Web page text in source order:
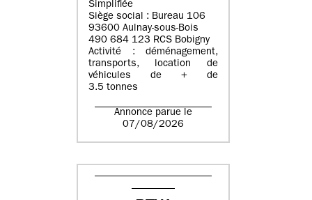
Simplifiée
Siège social : Bureau 106
93600 Aulnay-sous-Bois
490 684 123 RCS Bobigny
Activité : déménagement,
transports, location de
véhicules de + de
3.5 tonnes
Annonce parue le
07/08/2026